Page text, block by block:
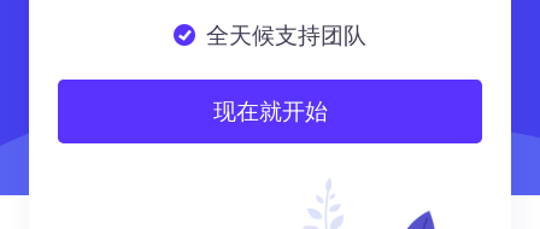
全天候支持团队
现在就开始